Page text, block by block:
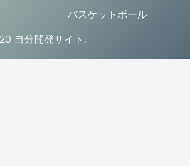
バスケットボール
自分開発サイト.